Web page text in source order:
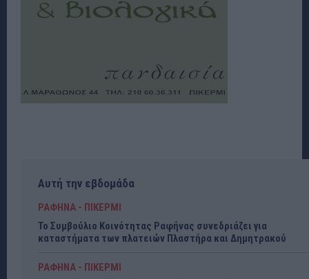
Αυτή την εβδομάδα
ΡΑΦΗΝΑ - ΠΙΚΕΡΜΙ
Το Συμβούλιο Κοινότητας Ραφήνας συνεδριάζει για
καταστήματα των πλατειών Πλαστήρα και Δημητρακού
ΡΑΦΗΝΑ - ΠΙΚΕΡΜΙ